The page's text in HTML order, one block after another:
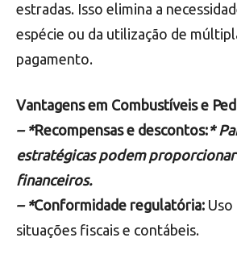
estradas. Isso elimina a
espécie ou da utilização de
pagamento.
Vantagens em Combustíveis e
– *Recompensas e descontos:*
estratégicas podem
financeiros.
– *Conformidade regulatória: Uso
situações fiscais e contábeis.